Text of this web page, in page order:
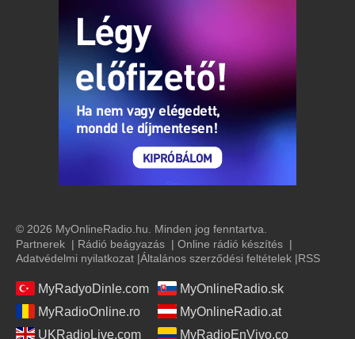
© 2026 MyOnlineRadio.hu. Minden jog fenntartva.
Partnerek | Rádió beágyazás | Online rádió készítés |
Adatvédelmi nyilatkozat |Általános szerződési feltételek |RSS
MyRadyoDinle.com
MyOnlineRadio.sk
MyRadioOnline.ro
MyOnlineRadio.at
UKRadioLive.com
MyRadioEnVivo.co